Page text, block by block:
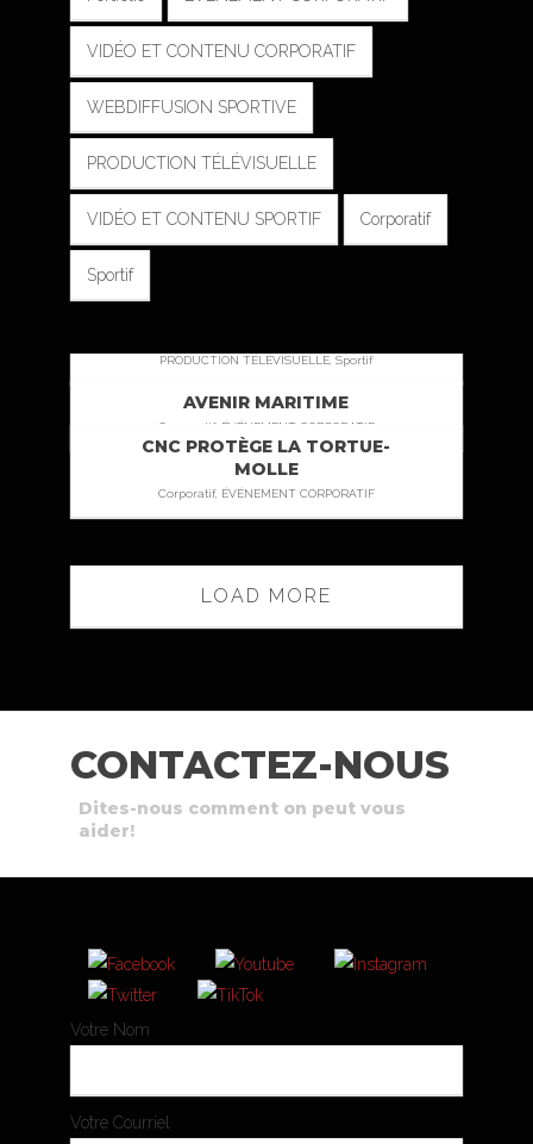
VIDÉO ET CONTENU CORPORATIF
WEBDIFFUSION SPORTIVE
PRODUCTION TÉLÉVISUELLE
VIDÉO ET CONTENU SPORTIF Corporatif
Sportif
PRODUCTION TÉLÉVISUELLE, Sportif
AVENIR MARITIME
Corporatif, ÉVÉNEMENT CORPORATIF
CNC PROTÈGE LA TORTUE-
MOLLE
Corporatif, ÉVÉNEMENT CORPORATIF
LOAD MORE
CONTACTEZ-NOUS
Dites-nous comment on peut vous
aider!
Votre Nom
Votre Courriel